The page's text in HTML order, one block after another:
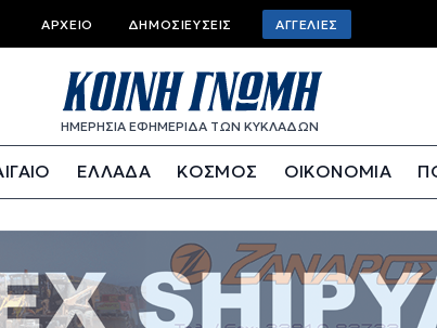
Top
bar
menu
ΑΡΧΕΊΟ ΔΗΜΟΣΙΕΎΣΕΙΣ ΑΓΓΕΛΊΕΣ
ΗΜΕΡΗΣΙΑ ΕΦΗΜΕΡΙΔΑ ΤΩΝ ΚΥΚΛΑΔΩΝ
ΕΛΛΑΔΑ ΚΟΣΜΟΣ ΟΙΚΟΝΟΜΙΑ